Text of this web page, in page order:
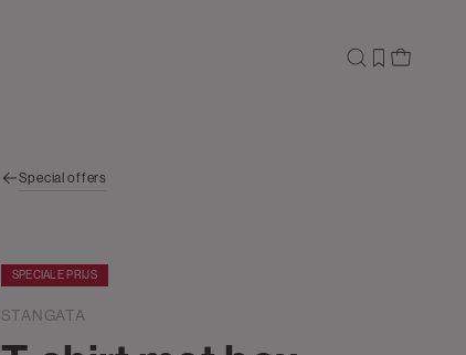
Special offers
SPECIALE PRIJS
STANGATA